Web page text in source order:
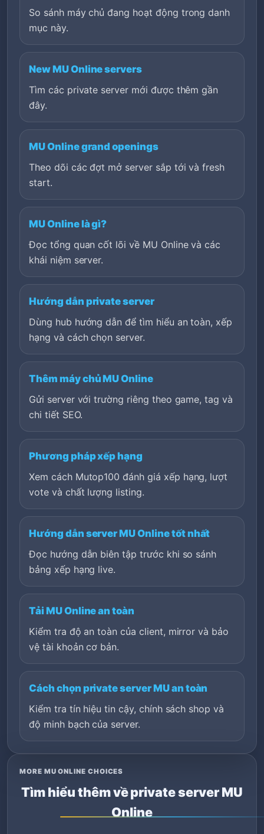
So sánh máy chủ đang hoạt động trong danh
mục này.
New MU Online servers
Tìm các private server mới được thêm gần
đây.
MU Online grand openings
Theo dõi các đợt mở server sắp tới và fresh
start.
MU Online là gì?
Đọc tổng quan cốt lõi về MU Online và các
khái niệm server.
Hướng dẫn private server
Dùng hub hướng dẫn để tìm hiểu an toàn, xếp
hạng và cách chọn server.
Thêm máy chủ MU Online
Gửi server với trường riêng theo game, tag và
chi tiết SEO.
Phương pháp xếp hạng
Xem cách Mutop100 đánh giá xếp hạng, lượt
vote và chất lượng listing.
Hướng dẫn server MU Online tốt nhất
Đọc hướng dẫn biên tập trước khi so sánh
bảng xếp hạng live.
Tải MU Online an toàn
Kiểm tra độ an toàn của client, mirror và bảo
vệ tài khoản cơ bản.
Cách chọn private server MU an toàn
Kiểm tra tín hiệu tin cậy, chính sách shop và
độ minh bạch của server.
MORE MU ONLINE CHOICES
Tìm hiểu thêm về private server MU
Online